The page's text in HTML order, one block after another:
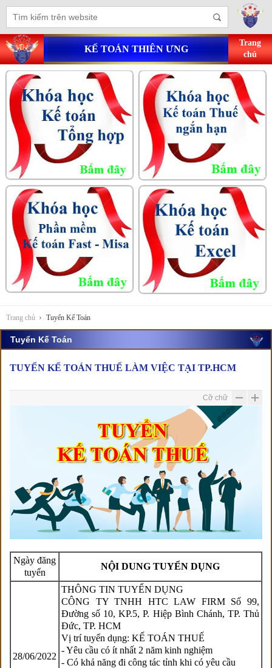
KẾ TOÁN THIÊN ƯNG
Trang
chủ
Trang chủ Tuyển Kế Toán
Tuyển Kế Toán
TUYỂN KẾ TOÁN THUẾ LÀM VIỆC TẠI TP.HCM
Cỡ chữ
Ngày đăng
tuyển
NỘI DUNG TUYỂN DỤNG
28/06/2022
THÔNG TIN TUYỂN DỤNG
CÔNG TY TNHH HTC LAW FIRM Số 99,
Đường số 10, KP.5, P. Hiệp Bình Chánh, TP. Thủ
Đức, TP. HCM
Vị trí tuyển dụng: KẾ TOÁN THUẾ
- Yêu cầu có ít nhất 2 năm kinh nghiệm
- Có khả năng đi công tác tỉnh khi có yêu cầu